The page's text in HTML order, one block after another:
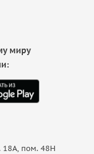
18A, пом. 48Н
миру